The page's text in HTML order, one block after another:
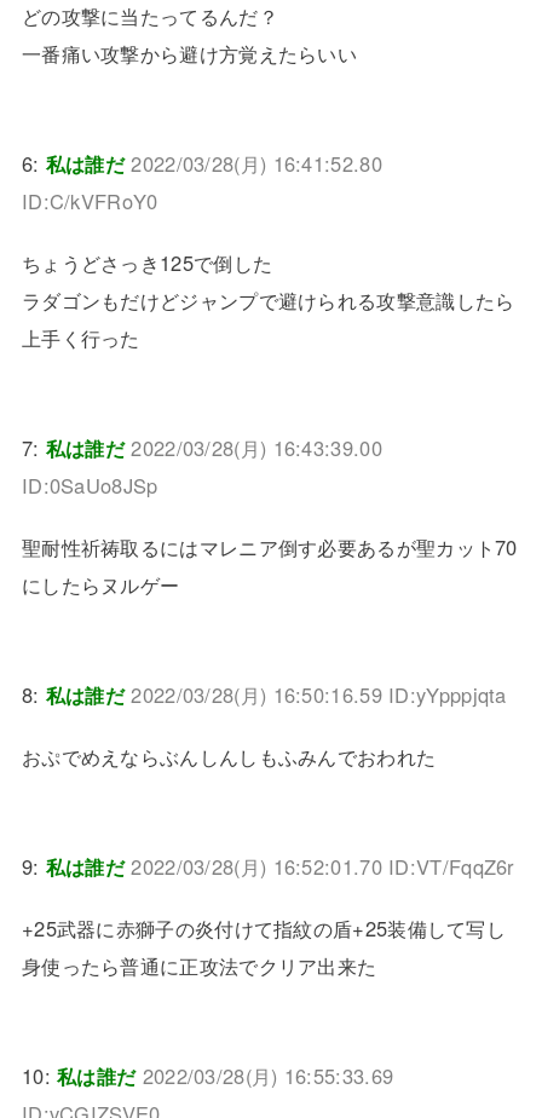
どの攻撃に当たってるんだ？
一番痛い攻撃から避け方覚えたらいい
6: 私は誰だ 2022/03/28(月) 16:41:52.80
ID:C/kVFRoY0
ちょうどさっき125で倒した
ラダゴンもだけどジャンプで避けられる攻撃意識したら
上手く行った
7: 私は誰だ 2022/03/28(月) 16:43:39.00
ID:0SaUo8JSp
聖耐性祈祷取るにはマレニア倒す必要あるが聖カット70
にしたらヌルゲー
8: 私は誰だ 2022/03/28(月) 16:50:16.59 ID:yYpppjqta
おぷでめえならぶんしんしもふみんでおわれた
9: 私は誰だ 2022/03/28(月) 16:52:01.70 ID:VT/FqqZ6r
+25武器に赤獅子の炎付けて指紋の盾+25装備して写し
身使ったら普通に正攻法でクリア出来た
10:私は誰だ 2022/03/28(月) 16:55:33.69